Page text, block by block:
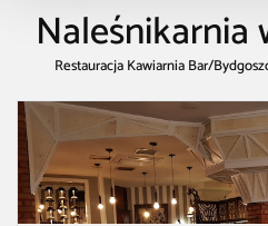
Naleśnikarnia
Restauracja Kawiarnia Bar/